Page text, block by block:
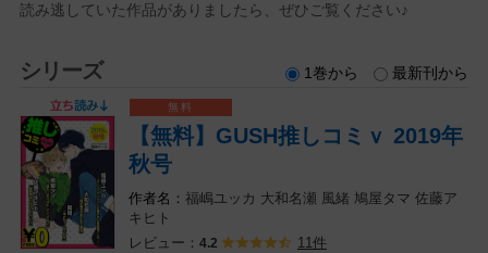
読み逃していた作品がありましたら、ぜひご覧ください♪
シリーズ 1巻から 最新刊から
【無料】GUSH推しコミｖ 2019年
秋号
福嶋ユッカ 大和名瀬 風緒 鳩屋タマ 佐藤ア
キヒト
レビュー： 4.2
11件